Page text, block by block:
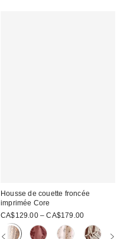
Housse de couette froncée
imprimée Core
CA$129.00 – CA$179.00